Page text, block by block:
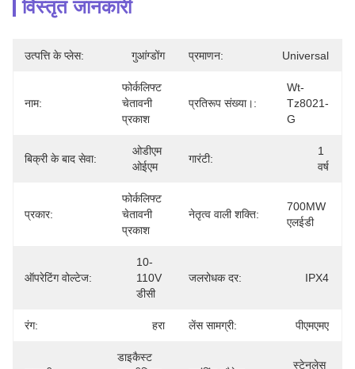
विस्तृत जानकारी
उत्पत्ति के प्लेस: गुआंग्डोंग प्रमाणन: Universal
नाम:
फोर्कलिफ्ट
चेतावनी
प्रकाश
प्रतिरूप संख्या।:
Wt-
Tz8021-
G
बिक्री के बाद सेवा:
ओडीएम
ओईएम
गारंटी:
1
वर्ष
प्रकार:
फोर्कलिफ्ट
चेतावनी
प्रकाश
नेतृत्व वाली शक्ति:
700MW
एलईडी
ऑपरेटिंग वोल्टेज:
10-
110V
डीसी
जलरोधक दर: IPX4
रंग: हरा लेंस सामग्री: पीएमएमए
डाइकैस्ट
स्टेनलेस